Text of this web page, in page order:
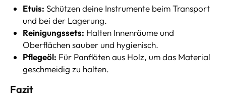
Etuis: Schützen deine Instrumente beim Transport
und bei der Lagerung.
Reinigungssets: Halten Innenräume und
Oberflächen sauber und hygienisch.
Pflegeöl: Für Panflöten aus Holz, um das Material
geschmeidig zu halten.
Fazit